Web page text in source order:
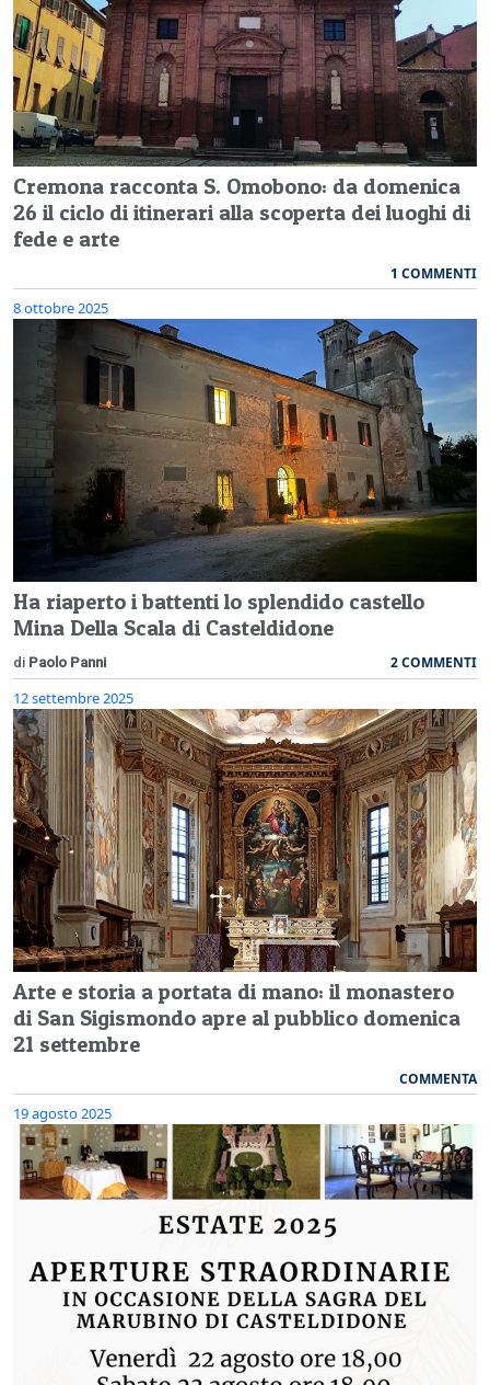
Cremona racconta S. Omobono: da domenica
26 il ciclo di itinerari alla scoperta dei luoghi di
fede e arte
1 COMMENTI
8 ottobre 2025
Ha riaperto i battenti lo splendido castello
Mina Della Scala di Casteldidone
di Paolo Panni 2 COMMENTI
12 settembre 2025
Arte e storia a portata di mano: il monastero
di San Sigismondo apre al pubblico domenica
21 settembre
COMMENTA
19 agosto 2025